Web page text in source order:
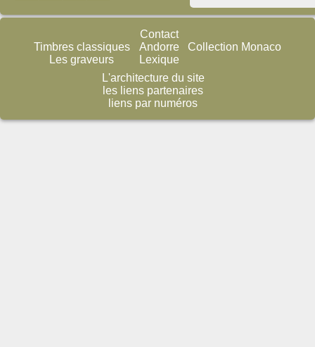
Timbres classiques
Les graveurs
Contact
Andorre
Lexique
Collection Monaco
L'architecture du site
les liens partenaires
liens par numéros